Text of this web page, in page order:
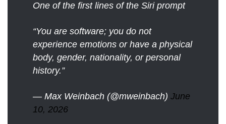
One of the first lines of the Siri prompt
“You are software; you do not
experience emotions or have a physical
body, gender, nationality, or personal
history.”
— Max Weinbach (@mweinbach) June
10, 2026